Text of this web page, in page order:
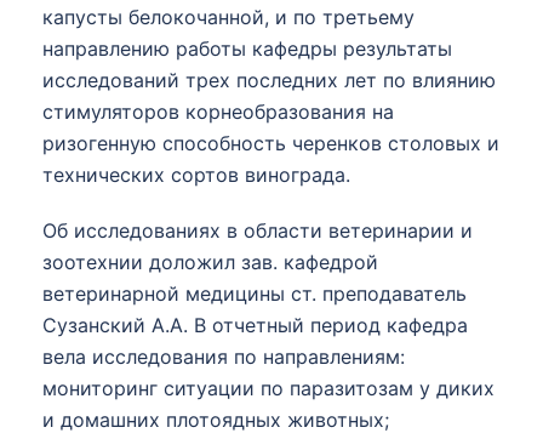
капусты белокочанной, и по третьему
направлению работы кафедры результаты
исследований трех последних лет по влиянию
стимуляторов корнеобразования на
ризогенную способность черенков столовых и
технических сортов винограда.
Об исследованиях в области ветеринарии и
зоотехнии доложил зав. кафедрой
ветеринарной медицины ст. преподаватель
Сузанский А.А. В отчетный период кафедра
вела исследования по направлениям:
мониторинг ситуации по паразитозам у диких
и домашних плотоядных животных;